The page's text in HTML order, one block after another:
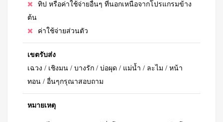
ทิป หรือค่าใช้จ่ายอื่นๆ ที่นอกเหนือจากโปรแกรมข้าง
ต้น
ค่าใช้จ่ายส่วนตัว
เขตรับส่ง
เฉวง / เชิงมน / บางรัก / บ่อผุด / แม่น้ำ / ละไม / หน้า
ทอน / อื่นๆกรุณาสอบถาม
หมายเหตุ